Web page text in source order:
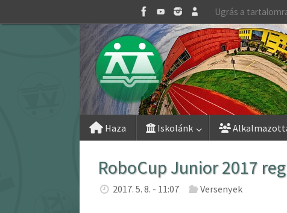
to
Ugrás a
Skip
Haza Iskolánk
RoboCup Junior 2017
2017. 5. 8. - 11:07 Versenyek